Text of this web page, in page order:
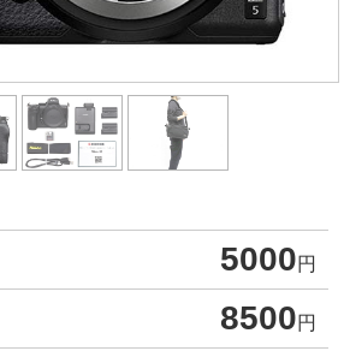
5000円
8500円